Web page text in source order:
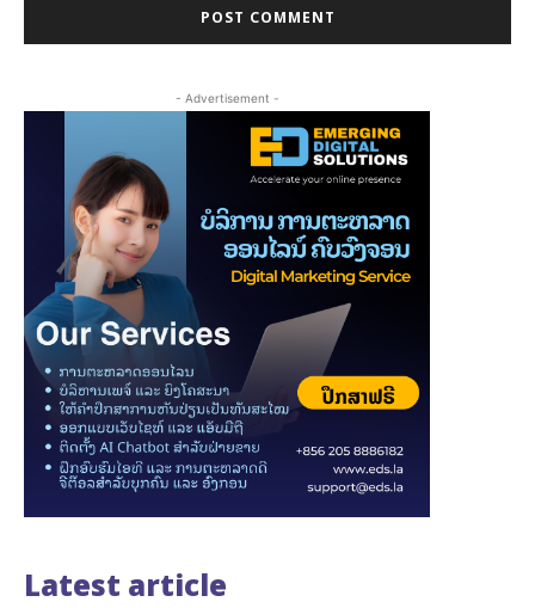
- Advertisement -
Latest article